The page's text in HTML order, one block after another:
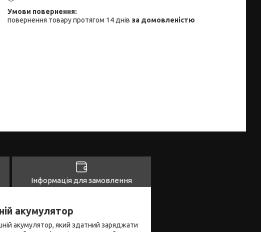
повернення товару протягом 14 днів за домовленістю
Інформація для замовлення
акумулятор
акумулятор, який здатний заряджати